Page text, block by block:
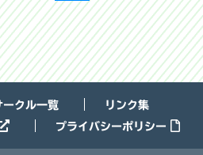
ークル一覧
リンク集
プライバシーポリシー